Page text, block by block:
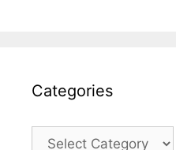
Categories
Categories